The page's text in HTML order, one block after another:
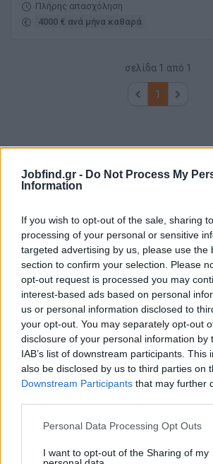
Jobfind.gr - Do Not Process My
Information
If you wish to opt-out of the sale, sharing
processing of your personal or sensitive
targeted advertising by us, please use the
section to confirm your selection. Please
opt-out request is processed you may
interest-based ads based on personal
us or personal information disclosed to
your opt-out. You may separately opt-out
disclosure of your personal information by
IAB’s list of downstream participants. This
also be disclosed by us to third parties on
Downstream Participants that may further
Personal Data Processing Opt Outs
I want to opt-out of the Sharing of my
Πλήρης απασχόληση
4000 € ανά μήνα καθαρά
σελίδα 1 από 1
1
Θέσεις εργασίας
Όλες οι Θέσεις Εργασίας
Θέσεις Εργασίας ανά Ειδικότητα
Θέσεις Εργασίας ανά Εταιρεία